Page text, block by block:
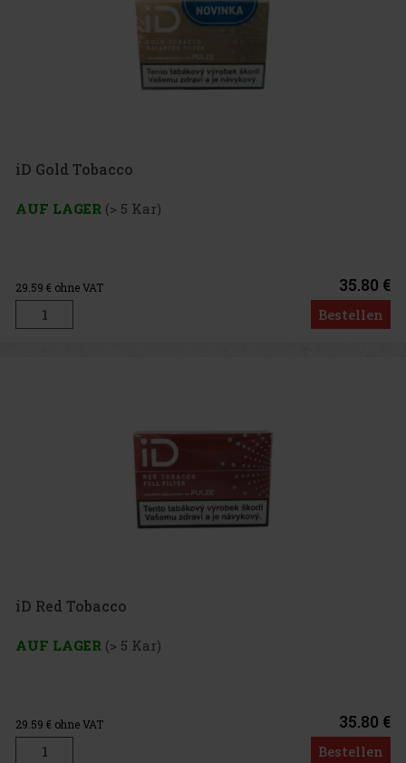
iD Gold Tobacco
AUF LAGER (> 5 Kar)
29.59 € ohne VAT 35.80 €
Bestellen
iD Red Tobacco
AUF LAGER (> 5 Kar)
29.59 € ohne VAT 35.80 €
Bestellen